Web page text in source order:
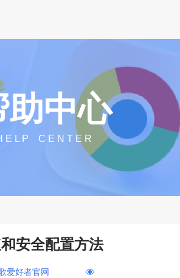
助中心
E L P C E N T E R
安全配置方法
爱好者官网